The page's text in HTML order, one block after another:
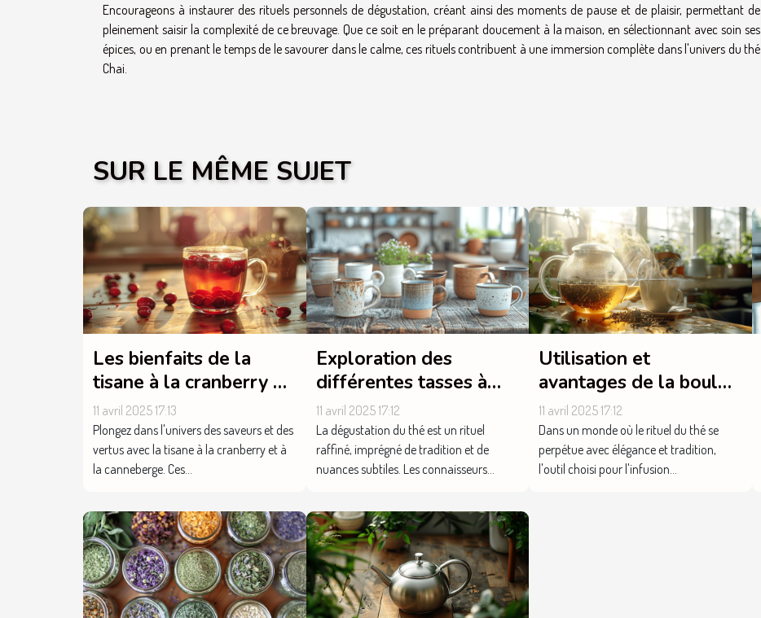
Encourageons à instaurer des rituels personnels de dégustation, créant ainsi des moments de pause et de plaisir, permettant de
pleinement saisir la complexité de ce breuvage. Que ce soit en le préparant doucement à la maison, en sélectionnant avec soin ses
épices, ou en prenant le temps de le savourer dans le calme, ces rituels contribuent à une immersion complète dans l'univers du thé
Chai.
SUR LE MÊME SUJET
Les bienfaits de la
tisane à la cranberry et
à la canneberge
11 avril 2025 17:13
Plongez dans l'univers des saveurs et des
vertus avec la tisane à la cranberry et à
la canneberge. Ces...
Exploration des
différentes tasses à
thé disponibles sur le
marché
11 avril 2025 17:12
La dégustation du thé est un rituel
raffiné, imprégné de tradition et de
nuances subtiles. Les connaisseurs...
Utilisation et
avantages de la boule
à thé dans la
préparation de votre
thé quotidien
11 avril 2025 17:12
Dans un monde où le rituel du thé se
perpétue avec élégance et tradition,
l'outil choisi pour l'infusion...